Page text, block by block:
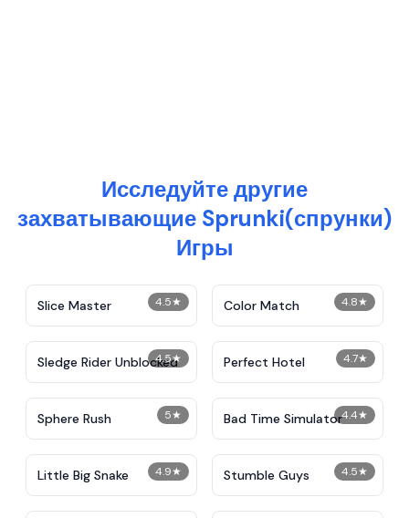
Исследуйте другие
захватывающие Sprunki(спрунки)
Игры
4.5★
Slice Master 4.8★
Color Match
4.5★
Sledge Rider Unblocked 4.7★
Perfect Hotel
5★
Sphere Rush 4.4★
Bad Time Simulator
4.9★
Little Big Snake 4.5★
Stumble Guys